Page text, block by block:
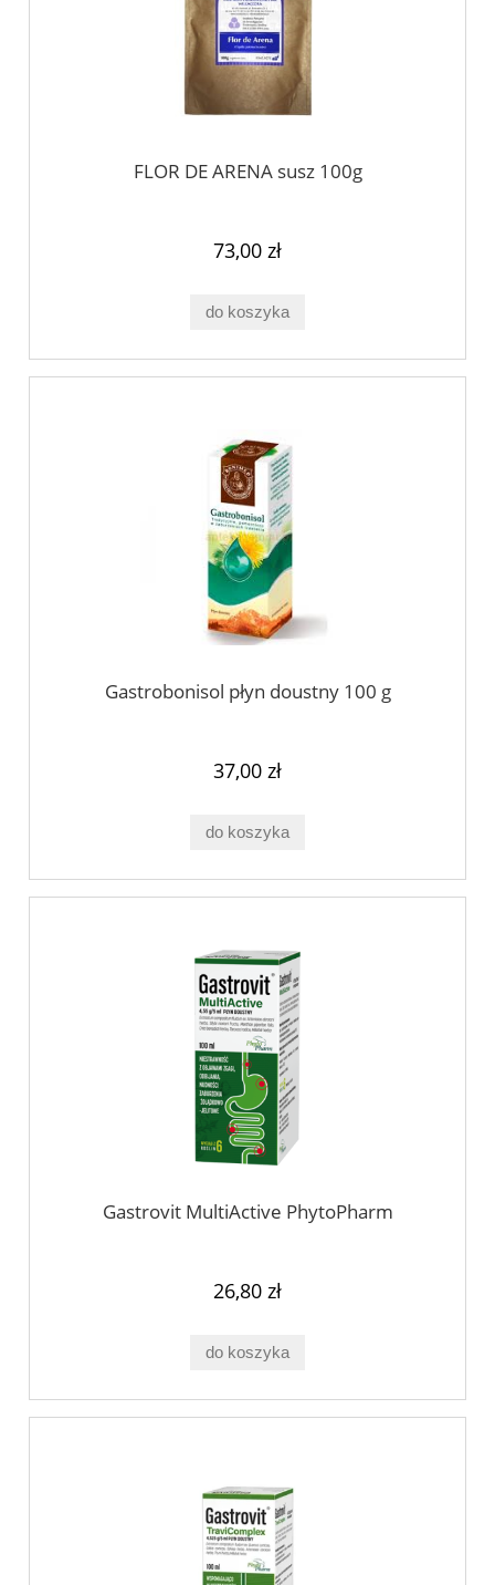
FLOR DE ARENA susz 100g
73,00 zł
do koszyka
Gastrobonisol płyn doustny 100 g
37,00 zł
do koszyka
Gastrovit MultiActive PhytoPharm
26,80 zł
do koszyka